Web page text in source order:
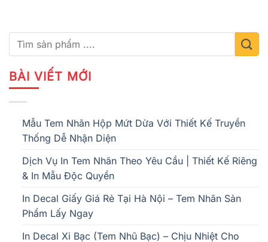
BÀI VIẾT MỚI
Mẫu Tem Nhãn Hộp Mứt Dừa Với Thiết Kế Truyền
Thống Dễ Nhận Diện
Dịch Vụ In Tem Nhãn Theo Yêu Cầu | Thiết Kế Riêng
& In Mẫu Độc Quyền
In Decal Giấy Giá Rẻ Tại Hà Nội – Tem Nhãn Sản
Phẩm Lấy Ngay
In Decal Xi Bạc (Tem Nhũ Bạc) – Chịu Nhiệt Cho